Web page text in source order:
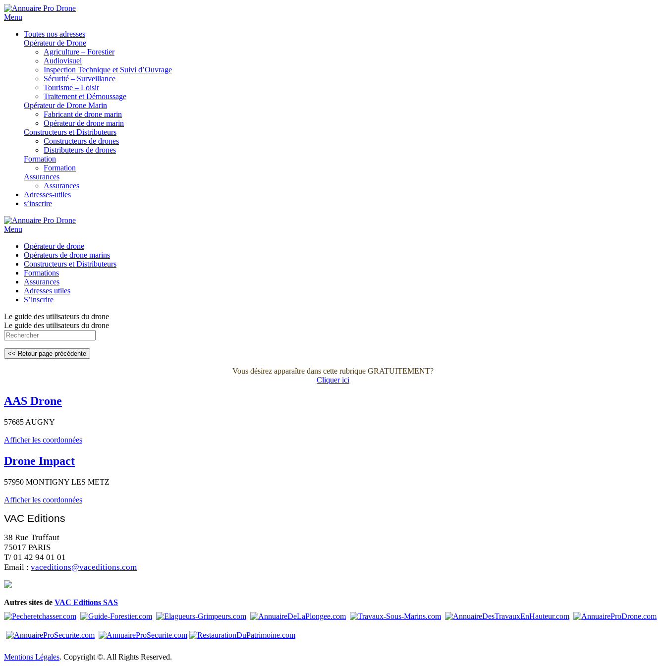
Menu
Toutes nos adresses
Opérateur de Drone
Agriculture – Forestier
Audiovisuel
Inspection Technique et Suivi d’Ouvrage
Sécurité – Surveillance
Tourisme – Loisir
Traitement et Démoussage
Opérateur de Drone Marin
Fabricant de drone marin
Opérateur de drone marin
Constructeurs et Distributeurs
Constructeurs de drones
Distributeurs de drones
Formation
Formation
Assurances
Assurances
Adresses-utiles
s’inscrire
Menu
Opérateur de drone
Opérateurs de drone marins
Constructeurs et Distributeurs
Formations
Assurances
Adresses utiles
S’inscrire
Le guide des utilisateurs du drone
Le guide des utilisateurs du drone
Vous désirez apparaître dans cette rubrique GRATUITEMENT?
Cliquer ici
AAS Drone
57685 AUGNY
Afficher les coordonnées
Drone Impact
57950 MONTIGNY LES METZ
Afficher les coordonnées
VAC Editions
38 Rue Truffaut
75017 PARIS
T/ 01 42 94 01 01
Email : vaceditions@vaceditions.com
Autres sites de VAC Editions SAS
Mentions Légales. Copyright ©. All Rights Reserved.